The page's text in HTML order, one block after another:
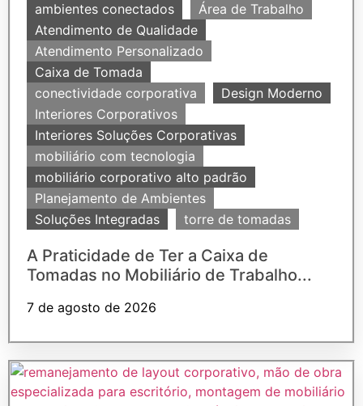
ambientes conectados
Área de Trabalho
Atendimento de Qualidade
Atendimento Personalizado
Caixa de Tomada
conectividade corporativa
Design Moderno
Interiores Corporativos
Interiores Soluções Corporativas
mobiliário com tecnologia
mobiliário corporativo alto padrão
Planejamento de Ambientes
Soluções Integradas
torre de tomadas
A Praticidade de Ter a Caixa de
Tomadas no Mobiliário de Trabalho...
7 de agosto de 2026